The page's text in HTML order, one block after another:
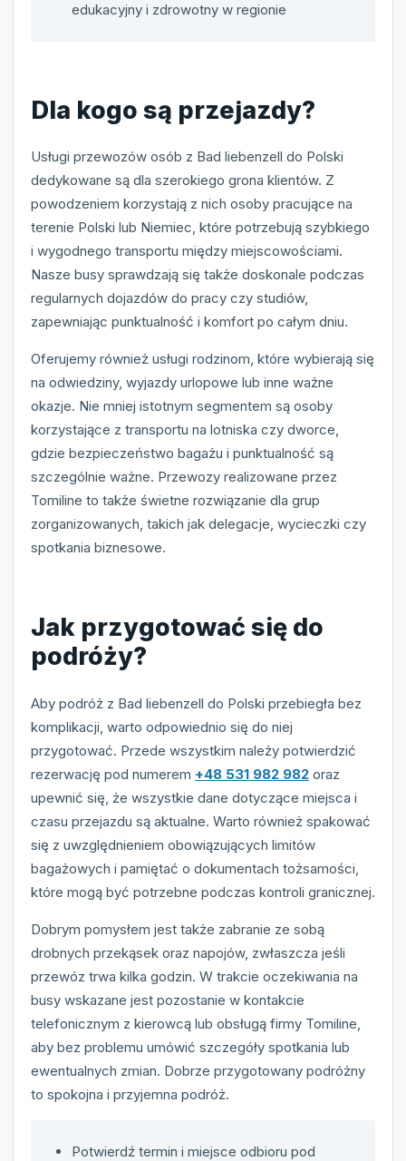
edukacyjny i zdrowotny w regionie
Dla kogo są przejazdy?
Usługi przewozów osób z Bad liebenzell do Polski
dedykowane są dla szerokiego grona klientów. Z
powodzeniem korzystają z nich osoby pracujące na
terenie Polski lub Niemiec, które potrzebują szybkiego
i wygodnego transportu między miejscowościami.
Nasze busy sprawdzają się także doskonale podczas
regularnych dojazdów do pracy czy studiów,
zapewniając punktualność i komfort po całym dniu.
Oferujemy również usługi rodzinom, które wybierają się
na odwiedziny, wyjazdy urlopowe lub inne ważne
okazje. Nie mniej istotnym segmentem są osoby
korzystające z transportu na lotniska czy dworce,
gdzie bezpieczeństwo bagażu i punktualność są
szczególnie ważne. Przewozy realizowane przez
Tomiline to także świetne rozwiązanie dla grup
zorganizowanych, takich jak delegacje, wycieczki czy
spotkania biznesowe.
Jak przygotować się do
podróży?
Aby podróż z Bad liebenzell do Polski przebiegła bez
komplikacji, warto odpowiednio się do niej
przygotować. Przede wszystkim należy potwierdzić
rezerwację pod numerem +48 531 982 982 oraz
upewnić się, że wszystkie dane dotyczące miejsca i
czasu przejazdu są aktualne. Warto również spakować
się z uwzględnieniem obowiązujących limitów
bagażowych i pamiętać o dokumentach tożsamości,
które mogą być potrzebne podczas kontroli granicznej.
Dobrym pomysłem jest także zabranie ze sobą
drobnych przekąsek oraz napojów, zwłaszcza jeśli
przewóz trwa kilka godzin. W trakcie oczekiwania na
busy wskazane jest pozostanie w kontakcie
telefonicznym z kierowcą lub obsługą firmy Tomiline,
aby bez problemu umówić szczegóły spotkania lub
ewentualnych zmian. Dobrze przygotowany podróżny
to spokojna i przyjemna podróż.
Potwierdź termin i miejsce odbioru pod